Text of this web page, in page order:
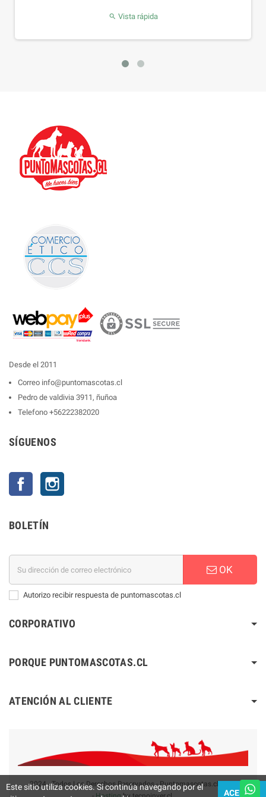
 Vista rápida
Desde el 2011
Correo info@puntomascotas.cl
Pedro de valdivia 3911, ñuñoa
Telefono +56222382020
SÍGUENOS
Facebook
BOLETÍN
OK
Autorizo recibir respuesta de puntomascotas.cl
CORPORATIVO
PORQUE PUNTOMASCOTAS.CL
ATENCIÓN AL CLIENTE
2024 - Todos Los Derechos Reservados - Puntomascotas.cl V2.0
Este sitio utiliza cookies. Si continúa navegando por el
ACEPTAR